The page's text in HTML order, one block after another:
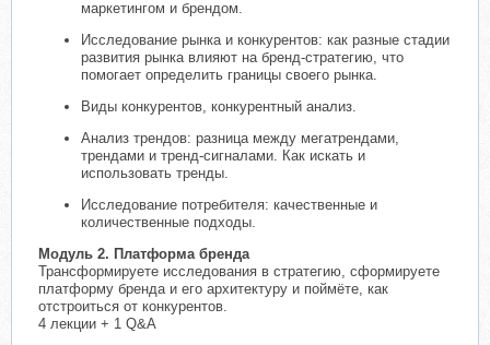
маркетингом и брендом.
Исследование рынка и конкурентов: как разные стадии
развития рынка влияют на бренд-стратегию, что
помогает определить границы своего рынка.
Виды конкурентов, конкурентный анализ.
Анализ трендов: разница между мегатрендами,
трендами и тренд-сигналами. Как искать и
использовать тренды.
Исследование потребителя: качественные и
количественные подходы.
Модуль 2. Платформа бренда
Трансформируете исследования в стратегию, сформируете
платформу бренда и его архитектуру и поймёте, как
отстроиться от конкурентов.
4 лекции + 1 Q&A